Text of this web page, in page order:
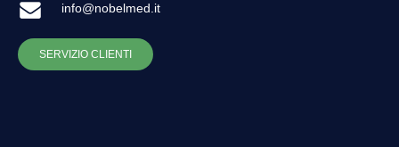
info@nobelmed.it
SERVIZIO CLIENTI